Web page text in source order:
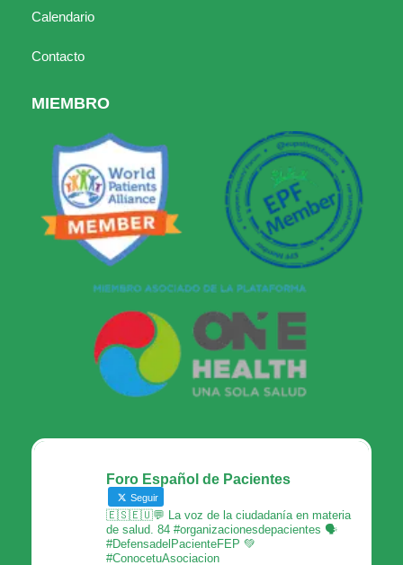
Calendario
Contacto
MIEMBRO
Foro Español de Pacientes
Seguir
🇪🇸🇪🇺💬 La voz de la ciudadanía en materia
de salud. 84 #organizacionesdepacientes 🗣
#DefensadelPacienteFEP 💚
#ConocetuAsociacion